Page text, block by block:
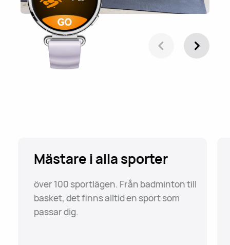
Mästare i alla sporter
över 100 sportlägen. Från badminton till
basket, det finns alltid en sport som
passar dig.